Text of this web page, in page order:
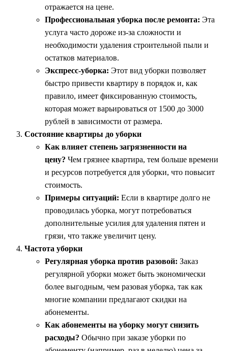
отражается на цене.
Профессиональная уборка после ремонта: Эта
услуга часто дороже из-за сложности и
необходимости удаления строительной пыли и
остатков материалов.
Экспресс-уборка: Этот вид уборки позволяет
быстро привести квартиру в порядок и, как
правило, имеет фиксированную стоимость,
которая может варьироваться от 1500 до 3000
рублей в зависимости от размера.
Состояние квартиры до уборки
Как влияет степень загрязненности на
цену? Чем грязнее квартира, тем больше времени
и ресурсов потребуется для уборки, что повысит
стоимость.
Примеры ситуаций: Если в квартире долго не
проводилась уборка, могут потребоваться
дополнительные усилия для удаления пятен и
грязи, что также увеличит цену.
Частота уборки
Регулярная уборка против разовой: Заказ
регулярной уборки может быть экономически
более выгодным, чем разовая уборка, так как
многие компании предлагают скидки на
абонементы.
Как абонементы на уборку могут снизить
расходы? Обычно при заказе уборки по